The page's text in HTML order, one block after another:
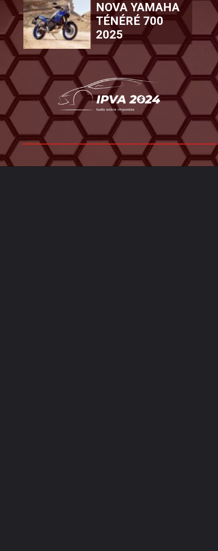
NOVA YAMAHA
TÉNÉRÉ 700
2025